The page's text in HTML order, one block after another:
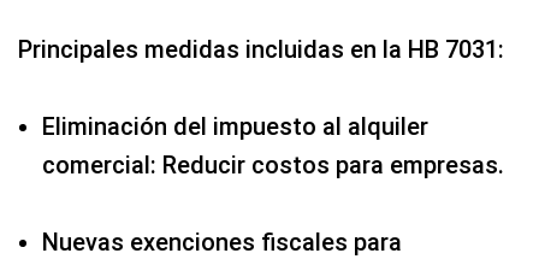
Principales medidas incluidas en la HB 7031:
Eliminación del impuesto al alquiler
comercial: Reducir costos para empresas.
Nuevas exenciones fiscales para